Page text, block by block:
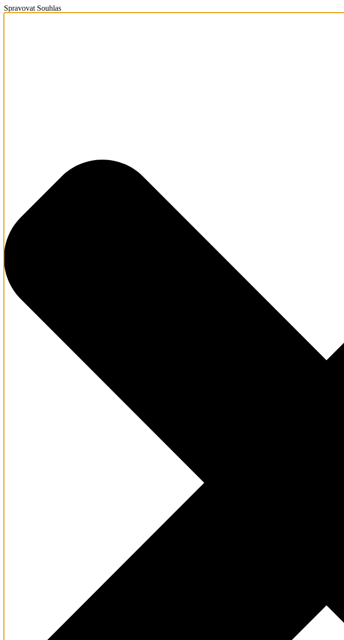
Spravovat Souhlas